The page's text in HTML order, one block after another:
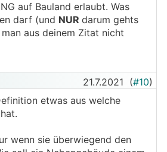
auf Bauland erlaubt. Was
darf (und NUR darum gehts
aus deinem Zitat nicht
21.7.2021 (#10)
etwas aus welche
wenn sie überwiegend den